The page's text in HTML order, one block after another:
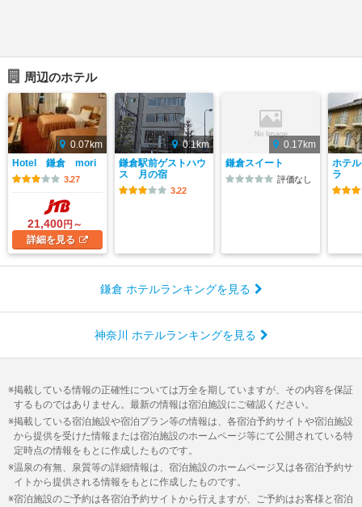
周辺のホテル
0.07km
Hotel 鎌倉 mori
3.27
21,400円～
詳細を見る
0.1km
鎌倉駅前ゲストハウ
ス 月の宿
3.22
0.17km
鎌倉スイート
評価なし
ホテ
ラ
鎌倉 ホテルランキングを見る
神奈川 ホテルランキングを見る
掲載している情報の正確性については万全を期していますが、その内容を保証
するものではありません。最新の情報は宿泊施設にご確認ください。
掲載している宿泊施設や宿泊プラン等の情報は、各宿泊予約サイトや宿泊施設
から提供を受けた情報または宿泊施設のホームページ等にて公開されている特
定時点の情報をもとに作成したものです。
温泉の有無、泉質等の詳細情報は、宿泊施設のホームページ又は各宿泊予約サ
イトから提供される情報をもとに作成したものです。
宿泊施設のご予約は各宿泊予約サイトから行えますが、ご予約はお客様と宿泊